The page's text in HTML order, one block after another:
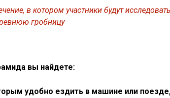
в котором участники будут исследовать
гробницу
вы найдете:
удобно ездить в машине или